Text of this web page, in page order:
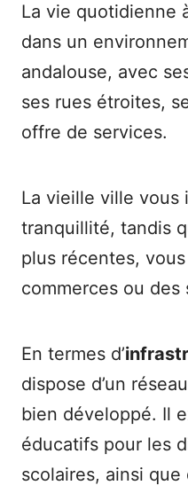
La vie quotidienne
dans un
andalouse, avec
ses rues étroites,
offre de services.
La vieille ville vous
tranquillité, tandis
plus récentes,
commerces ou des
En termes d’
dispose d’un
bien développé. Il
éducatifs pour les
scolaires, ainsi